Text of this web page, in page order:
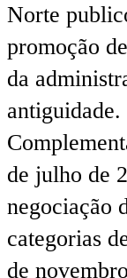
Norte
promoção
da
de julho de
negociação
categorias
de